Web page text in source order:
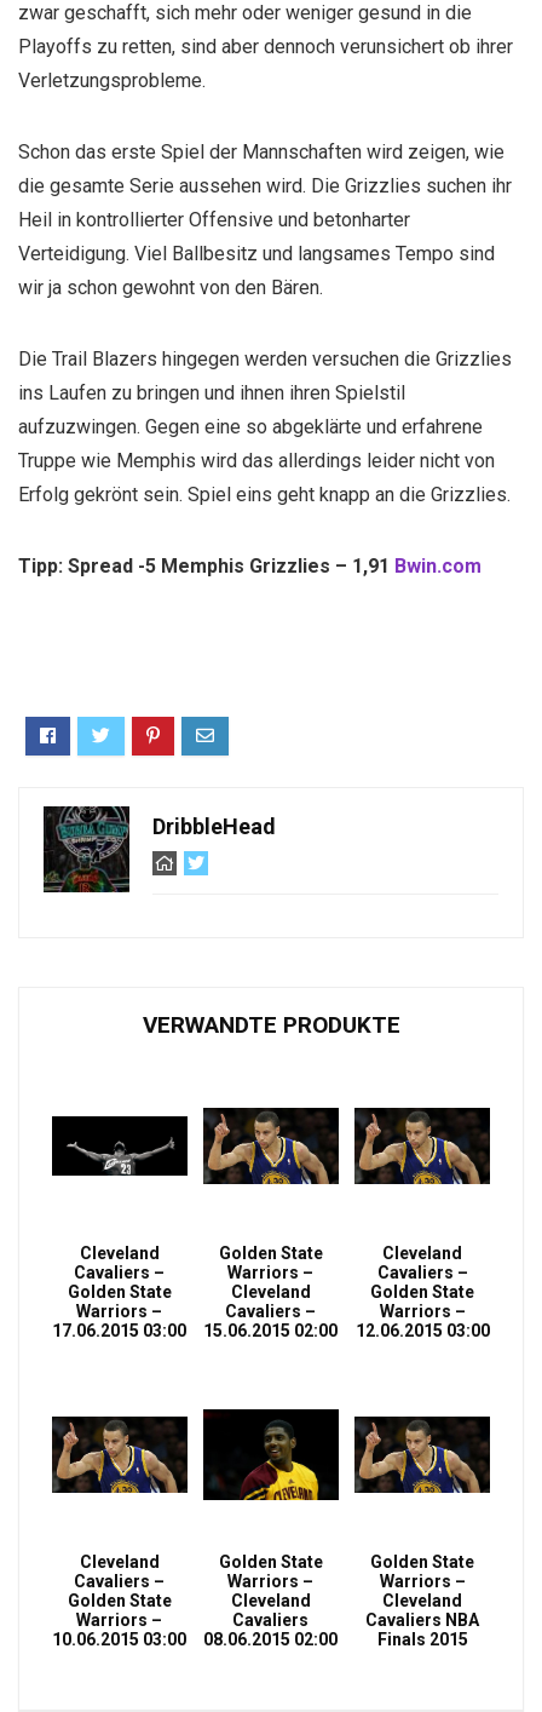
zwar geschafft, sich mehr oder weniger gesund in die
Playoffs zu retten, sind aber dennoch verunsichert ob ihrer
Verletzungsprobleme.
Schon das erste Spiel der Mannschaften wird zeigen, wie
die gesamte Serie aussehen wird. Die Grizzlies suchen ihr
Heil in kontrollierter Offensive und betonharter
Verteidigung. Viel Ballbesitz und langsames Tempo sind
wir ja schon gewohnt von den Bären.
Die Trail Blazers hingegen werden versuchen die Grizzlies
ins Laufen zu bringen und ihnen ihren Spielstil
aufzuzwingen. Gegen eine so abgeklärte und erfahrene
Truppe wie Memphis wird das allerdings leider nicht von
Erfolg gekrönt sein. Spiel eins geht knapp an die Grizzlies.
Tipp: Spread -5 Memphis Grizzlies – 1,91 Bwin.com
DribbleHead
VERWANDTE PRODUKTE
Cleveland
Cavaliers –
Golden State
Warriors –
17.06.2015 03:00
Golden State
Warriors –
Cleveland
Cavaliers –
15.06.2015 02:00
Cleveland
Cavaliers –
Golden State
Warriors –
12.06.2015 03:00
Cleveland
Cavaliers –
Golden State
Warriors –
10.06.2015 03:00
Golden State
Warriors –
Cleveland
Cavaliers
08.06.2015 02:00
Golden State
Warriors –
Cleveland
Cavaliers NBA
Finals 2015